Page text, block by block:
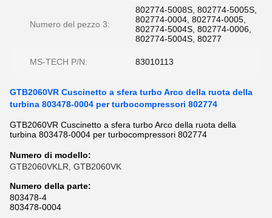
Numero del pezzo 3:
802774-5008S, 802774-5005S,
802774-0004, 802774-0005,
802774-5004S, 802774-0006,
802774-5004S, 80277
MS-TECH P/N: 83010113
GTB2060VR Cuscinetto a sfera turbo Arco della ruota della
turbina 803478-0004 per turbocompressori 802774
GTB2060VR Cuscinetto a sfera turbo Arco della ruota della
turbina 803478-0004 per turbocompressori 802774
Numero di modello:
GTB2060VKLR, GTB2060VK
Numero della parte:
803478-4
803478-0004